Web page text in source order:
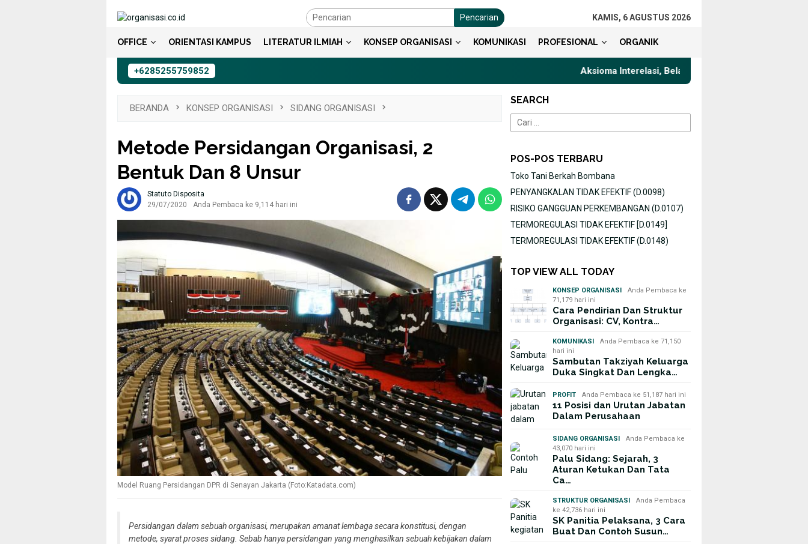
Pencarian KAMIS, 6 AGUSTUS 2026
OFFICE ORIENTASI KAMPUS LITERATUR ILMIAH KONSEP ORGANISASI KOMUNIKASI PROFESIONAL ORGANIK
+6285255759852 Aksioma Interelasi, Belajar Privat Gaya Komunikasi
BERANDA KONSEP ORGANISASI SIDANG ORGANISASI
Metode Persidangan Organisasi, 2
Bentuk Dan 8 Unsur
Statuto Disposita
29/07/2020
Anda Pembaca ke 9,114 hari ini
Model Ruang Persidangan DPR di Senayan Jakarta (Foto:Katadata.com)
Persidangan dalam sebuah organisasi, merupakan amanat lembaga secara konstitusi, dengan
metode, syarat proses sidang. Sebab hanya persidangan yang menghasilkan sebuah kebijakan dalam
SEARCH
Cari
untuk:
POS-POS TERBARU
Toko Tani Berkah Bombana
PENYANGKALAN TIDAK EFEKTIF (D.0098)
RISIKO GANGGUAN PERKEMBANGAN (D.0107)
TERMOREGULASI TIDAK EFEKTIF [D.0149]
TERMOREGULASI TIDAK EFEKTIF (D.0148)
TOP VIEW ALL TODAY
KONSEP ORGANISASI
Anda Pembaca ke
71,179 hari ini
Cara Pendirian Dan Struktur
Organisasi: CV, Kontra…
KOMUNIKASI
Anda Pembaca ke 71,150
hari ini
Sambutan Takziyah Keluarga
Duka Singkat Dan Lengka…
PROFIT Anda Pembaca ke 51,187 hari ini
11 Posisi dan Urutan Jabatan
Dalam Perusahaan
SIDANG ORGANISASI
Anda Pembaca ke
43,070 hari ini
Palu Sidang: Sejarah, 3
Aturan Ketukan Dan Tata
Ca…
STRUKTUR ORGANISASI
Anda Pembaca
ke 42,736 hari ini
SK Panitia Pelaksana, 3 Cara
Buat Dan Contoh Susun…